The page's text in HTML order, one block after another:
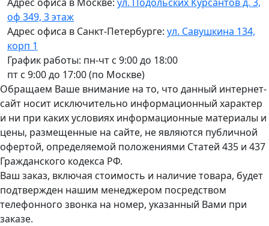
оф 349, 3 этаж
Адрес офиса в Санкт-Петербурге: ул. Савушкина 134,
корп 1
График работы: пн-чт с 9:00 до 18:00
пт с 9:00 до 17:00 (по Москве)
Обращаем Ваше внимание на то, что данный интернет-
сайт носит исключительно информационный характер
и ни при каких условиях информационные материалы и
цены, размещенные на сайте, не являются публичной
офертой, определяемой положениями Статей 435 и 437
Гражданского кодекса РФ.
Ваш заказ, включая стоимость и наличие товара, будет
подтвержден нашим менеджером посредством
телефонного звонка на номер, указанный Вами при
заказе.